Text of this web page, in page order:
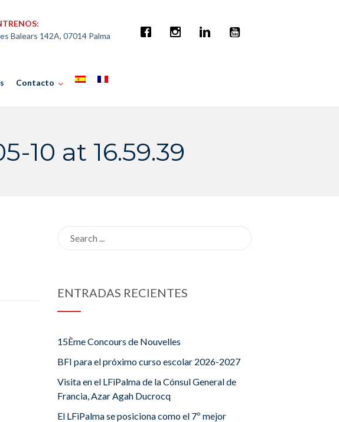
Balears 142A, 07014 Palma
Contacto
10 at 16.59.39
ENTRADAS RECIENTES
15Ème Concours de Nouvelles
BFI para el próximo curso escolar 2026-2027
Visita en el LFiPalma de la Cónsul General de
Francia, Azar Agah Ducrocq
El LFiPalma se posiciona como el 7º mejor